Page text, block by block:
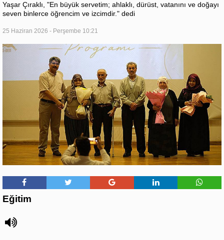
Yaşar Çıraklı, "En büyük servetim; ahlaklı, dürüst, vatanını ve doğayı
seven binlerce öğrencim ve izcimdir." dedi
25 Haziran 2026 - Perşembe 10:21
Eğitim